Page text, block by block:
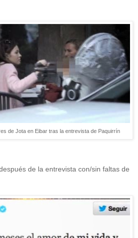
de Jota en Eibar tras la entrevista de Paquirrín
de la entrevista con/sin faltas de